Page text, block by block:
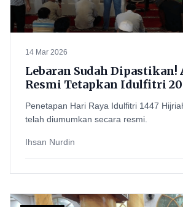
14 Mar 2026
Lebaran Sudah Dipastikan!
Resmi Tetapkan Idulfitri
Isbat
Penetapan Hari Raya Idulfitri 1447
telah diumumkan secara resmi.
Ihsan Nurdin